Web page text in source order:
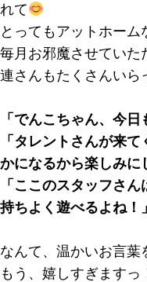
れて
とってもアットホーム
毎月お邪魔させていた
連さんもたくさんいら
「でんこちゃん、今日
「 タレントさんが来て
かになるから楽しみに
「ここのスタッフさ
持ちよく遊べるよね！」
なんて、温かいお言葉
もう、嬉しすぎますっ